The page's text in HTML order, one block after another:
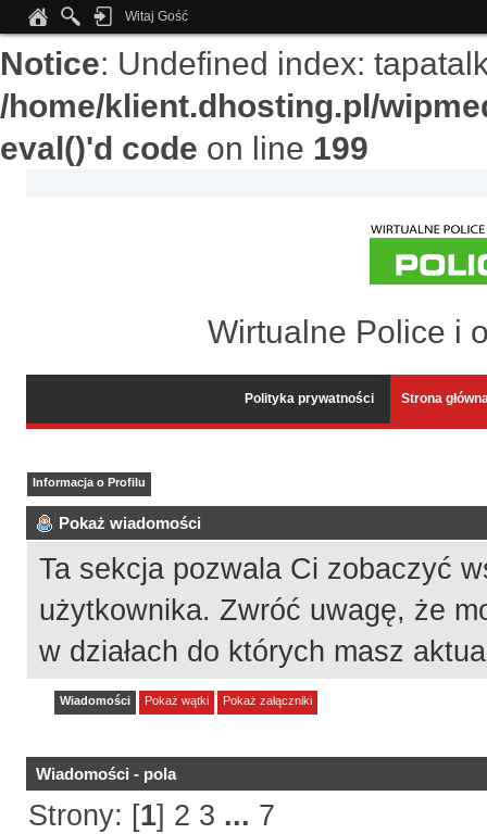
Notice: Undefined index:
/home/klient.dhosting.pl/
eval()'d code on line 199
Witaj Gość
Wirtualne Police i
Polityka prywatności Strona
Informacja o Profilu
Pokaż wiadomości
Ta sekcja pozwala Ci zobaczyć
użytkownika. Zwróć uwagę, że
w działach do których masz
Wiadomości Pokaż wątki Pokaż załączniki
Wiadomości - pola
Strony: [1] 2 3 ... 7